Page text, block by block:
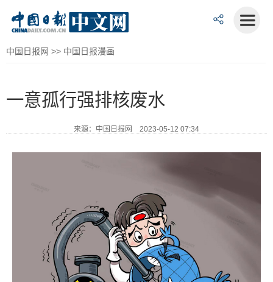
中国日报网 >> 中国日报漫画
一意孤行强排核废水
来源：中国日报网 2023-05-12 07:34